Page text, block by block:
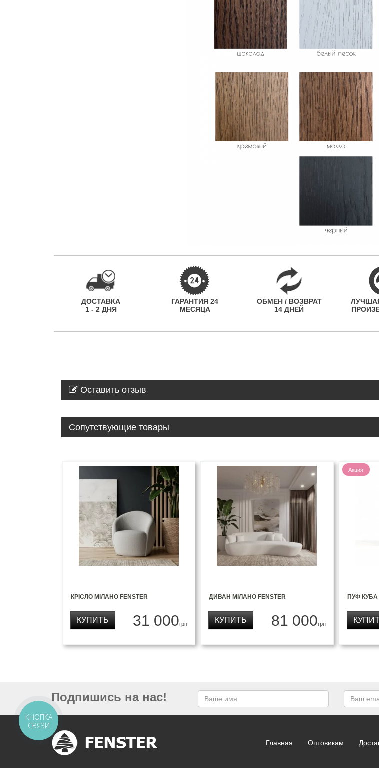
ДОСТАВКА
1 - 2 ДНЯ
ГАРАНТИЯ 24
МЕСЯЦА
ОБМЕН / ВОЗВРАТ
14 ДНЕЙ
Оставить отзыв
Сопутствующие товары
КРІСЛО МІЛАНО FENSTER
31 000грн
КУПИТЬ
ДИВАН МІЛАНО FENSTER
81 000грн
КУПИТЬ
Акция
ПУФ КУБА
Подпишись на нас!
Главная Оптовикам
КНОПКА
СВЯЗИ